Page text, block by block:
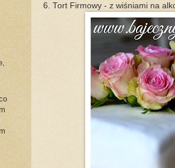
6. Tort Firmowy - z wiśniami na